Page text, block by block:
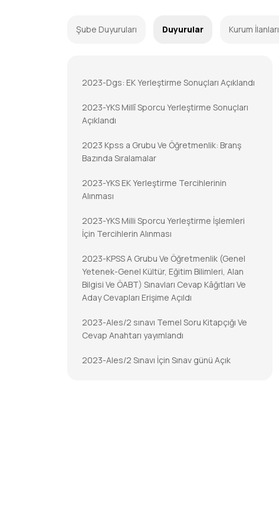
Şube Duyuruları Duyurular Kurum İlanları
2023-Dgs: EK Yerleştirme Sonuçları Açıklandı
2023-YKS Millî Sporcu Yerleştirme Sonuçları
Açıklandı
2023 Kpss a Grubu Ve Öğretmenlik: Branş
Bazında Sıralamalar
2023-YKS EK Yerleştirme Tercihlerinin
Alınması
2023-YKS Milli Sporcu Yerleştirme İşlemleri
İçin Tercihlerin Alınması
2023-KPSS A Grubu Ve Öğretmenlik (Genel
Yetenek-Genel Kültür, Eğitim Bilimleri, Alan
Bilgisi Ve ÖABT) Sınavları Cevap Kâğıtları Ve
Aday Cevapları Erişime Açıldı
2023-Ales/2 sınavı Temel Soru Kitapçığı Ve
Cevap Anahtarı yayımlandı
2023-Ales/2 Sınavı İçin Sınav günü Açık